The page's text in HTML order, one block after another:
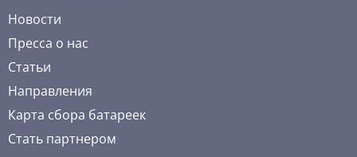
Новости
Пресса о нас
Статьи
Направления
Карта сбора батареек
Стать партнером